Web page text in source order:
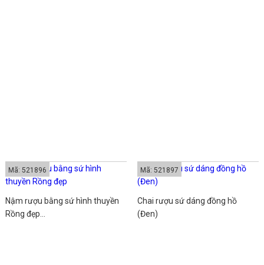
Nậm rượu bằng sứ hình thuyền
Rồng đẹp...
Mã: 521896
Chai rượu sứ dáng đồng hồ
(Đen)
Mã: 521897